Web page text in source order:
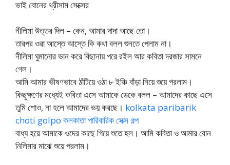
ভাই বোনের থ্রীসাম সেক্সের
নীলিমা উত্তর দিল – কেন, আমার দাদা আছে তো।
তারপর ওরা আস্তে আস্তে কি কথা বলল শুনতে পেলাম না।
নীলিমা ঘুমানোর ভান করে বিছানায় পরে রইল আর কবিতা দরজার সামনে
গেল।
আমি আমার ভীষণভাবে ঠাঁটিয়ে ওঠা ৮ ইঞ্চি বাঁড়া নিয়ে শুয়ে পরলাম।
কিছুক্ষণের মধ্যেই কবিতা এসে আমাকে ডেকে বলল – আমাদের কাছে এসে
তুমি শোও, না হলে আমাদের ভয় করছে। kolkata paribarik
choti golpo কলকাতা পারিবারিক সেক্স গল্প
বাধ্য হয়ে আমাকে ওদের কাছে গিয়ে শুতে হল। আমি কবিতা ও আমার বোন
নিলিমার মাঝে শুয়ে পরলাম।